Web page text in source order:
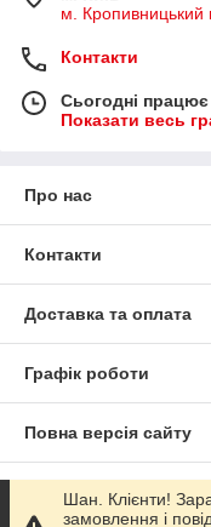
м. Кропивницький
Контакти
Сьогодні
Показати весь
Про нас
Контакти
Доставка та оплата
Графік роботи
Повна версія сайту
Сайт створено на
Шан. Клієнти!
замовлення і